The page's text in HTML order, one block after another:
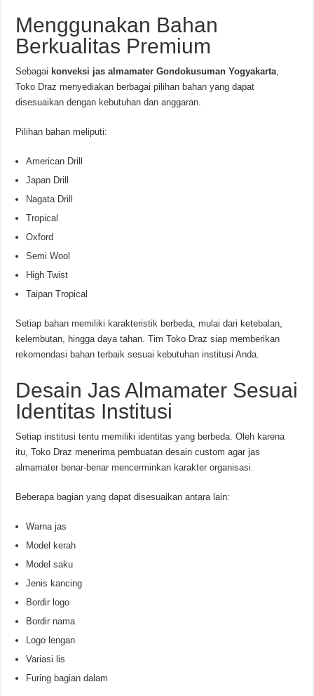
Menggunakan Bahan
Berkualitas Premium
Sebagai konveksi jas almamater Gondokusuman Yogyakarta,
Toko Draz menyediakan berbagai pilihan bahan yang dapat
disesuaikan dengan kebutuhan dan anggaran.
Pilihan bahan meliputi:
American Drill
Japan Drill
Nagata Drill
Tropical
Oxford
Semi Wool
High Twist
Taipan Tropical
Setiap bahan memiliki karakteristik berbeda, mulai dari ketebalan,
kelembutan, hingga daya tahan. Tim Toko Draz siap memberikan
rekomendasi bahan terbaik sesuai kebutuhan institusi Anda.
Desain Jas Almamater Sesuai
Identitas Institusi
Setiap institusi tentu memiliki identitas yang berbeda. Oleh karena
itu, Toko Draz menerima pembuatan desain custom agar jas
almamater benar-benar mencerminkan karakter organisasi.
Beberapa bagian yang dapat disesuaikan antara lain:
Warna jas
Model kerah
Model saku
Jenis kancing
Bordir logo
Bordir nama
Logo lengan
Variasi lis
Furing bagian dalam